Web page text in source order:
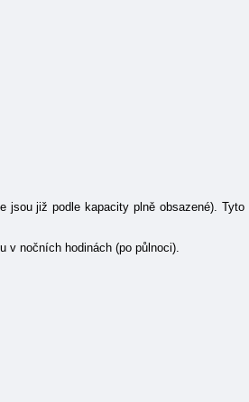
jsou již podle kapacity plně obsazené). Tyto
v nočních hodinách (po půlnoci).